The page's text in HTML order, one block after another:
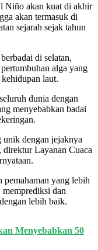
Niño akan kuat di akhir
akan termasuk di
sejarah sejak tahun
di selatan,
alga yang
laut.
dunia dengan
menyebabkan badai
unik dengan jejaknya
direktur Layanan Cuaca
pemahaman yang lebih
dan
lebih baik.
Menyebabkan 50